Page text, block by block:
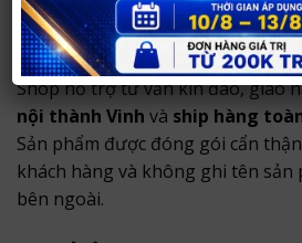
Thông tin mua hàng tại
37
Shop hỗ trợ tư vấn kín đáo, giao
nội thành Vinh và ship hàng
Sản phẩm được đóng gói cẩn
khách hàng và không ghi tên sản
bên ngoài.